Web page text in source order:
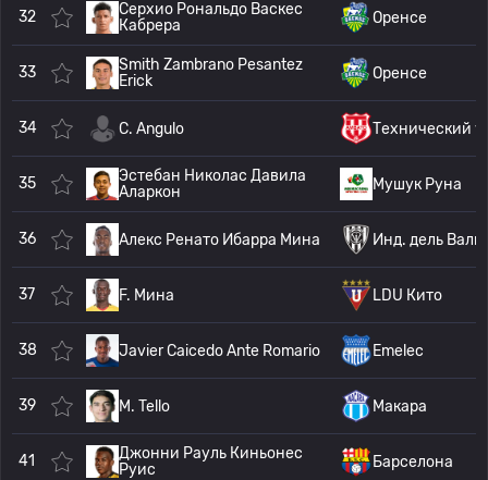
32
Серхио Рональдо Васкес
Кабрера
Оренсе
33
Smith Zambrano Pesantez
Erick
Оренсе
34 C. Angulo Технический у.
35
Эстебан Николас Давила
Аларкон
Мушук Руна
36 Алекс Ренато Ибарра Мина Инд. дель
37 F. Мина LDU Кито
38 Javier Caicedo Ante Romario Emelec
39 M. Tello Макара
41
Джонни Рауль Киньонес
Руис
Барселона